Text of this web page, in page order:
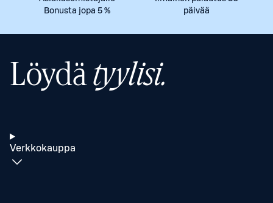
Bonusta jopa 5 %
päivää
Löydätyylisi.
Verkkokauppa